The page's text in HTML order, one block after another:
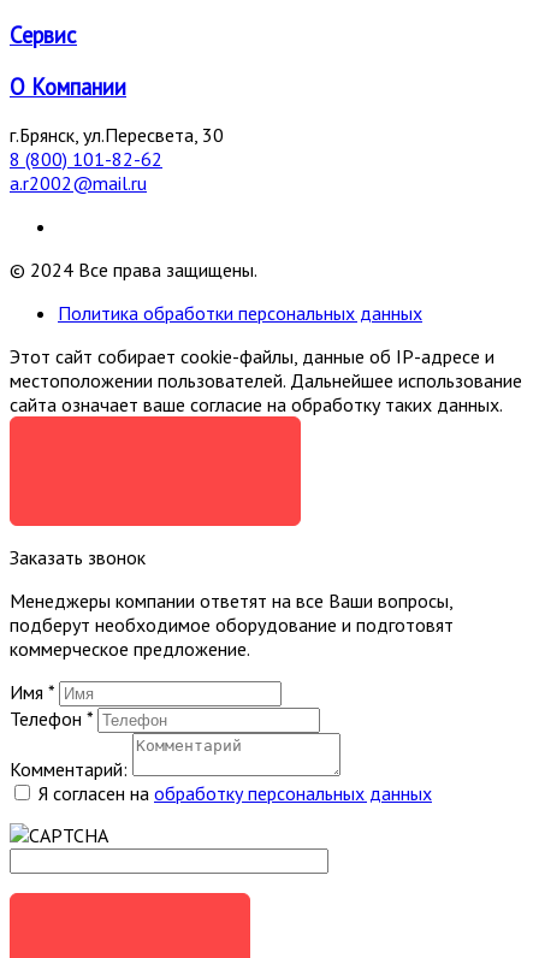
Сервис
О Компании
г.Брянск, ул.Пересвета, 30
8 (800) 101-82-62
a.r2002@mail.ru
© 2024 Все права защищены.
Политика обработки персональных данных
Этот сайт собирает cookie-файлы, данные об IP-адресе и
местоположении пользователей. Дальнейшее использование
сайта означает ваше согласие на обработку таких данных.
Заказать звонок
Менеджеры компании ответят на все Ваши вопросы,
подберут необходимое оборудование и подготовят
коммерческое предложение.
Имя *
Телефон *
Комментарий:
Я согласен на обработку персональных данных